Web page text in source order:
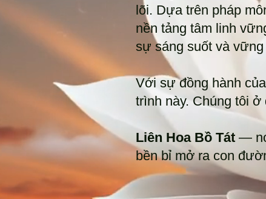
lõi. Dựa trên pháp
nền tảng tâm linh
sự sáng suốt và vững
Với sự đồng hành
trình này. Chúng tôi
Liên Hoa Bồ Tát —
bền bỉ mở ra con